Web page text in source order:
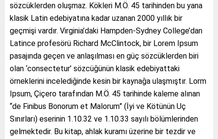
sözcüklerden oluşmaz. Kökleri M.Ö. 45 tarihinden bu yana
klasik Latin edebiyatına kadar uzanan 2000 yıllık bir
geçmişi vardır. Virginia’daki Hampden-Sydney College’dan
Latince profesörü Richard McClintock, bir Lorem Ipsum
pasajında geçen ve anlaşılması en güç sözcüklerden biri
olan ‘consectetur’ sözcüğünün klasik edebiyattaki
örneklerini incelediğinde kesin bir kaynağa ulaşmıştır. Lorm
Ipsum, Çiçero tarafından M.Ö. 45 tarihinde kaleme alınan
“de Finibus Bonorum et Malorum” (İyi ve Kötünün Uç
Sınırları) eserinin 1.10.32 ve 1.10.33 sayılı bölümlerinden
gelmektedir. Bu kitap, ahlak kuramı üzerine bir tezdir ve